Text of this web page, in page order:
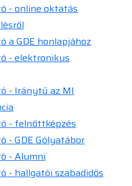
- online oktatás
a GDE honlapjához
- elektronikus
- Iránytű az MI
- felnőttképzés
- GDE Gólyatábor
- Alumni
- hallgatói szabadidős